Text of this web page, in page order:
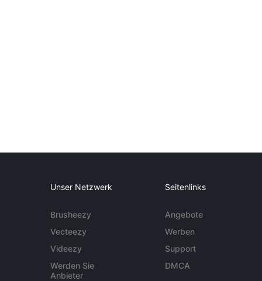
Unser Netzwerk
Brusheezy
Vecteezy
Videezy
Werden Sie
Anbieter
Seitenlinks
Angebote
Werben
Support
DMCA